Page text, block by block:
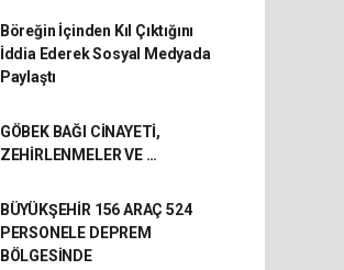
Böreğin İçinden Kıl Çıktığını
İddia Ederek Sosyal Medyada
Paylaştı
GÖBEK BAĞI CİNAYETİ,
ZEHİRLENMELER VE …
BÜYÜKŞEHİR 156 ARAÇ 524
PERSONELE DEPREM
BÖLGESİNDE